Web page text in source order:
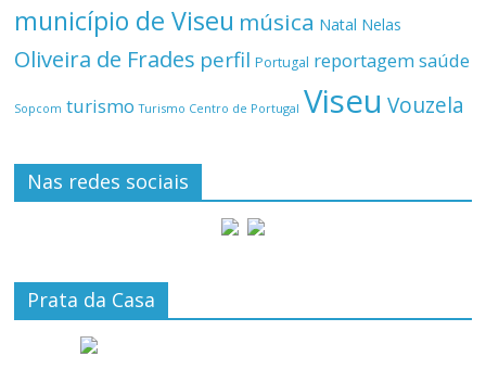
município de Viseu música Natal Nelas
Oliveira de Frades perfil Portugal reportagemsaúde
Sopcom turismo Turismo Centro de Portugal Viseu Vouzela
Nas redes sociais
Prata da Casa